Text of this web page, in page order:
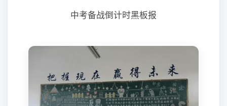
中考备战倒计时黑板报